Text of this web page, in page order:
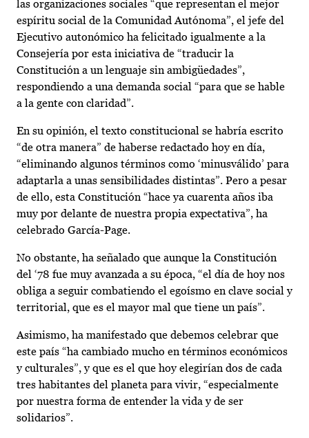
las organizaciones sociales “que representan el mejor
espíritu social de la Comunidad Autónoma”, el jefe del
Ejecutivo autonómico ha felicitado igualmente a la
Consejería por esta iniciativa de “traducir la
Constitución a un lenguaje sin ambigüedades”,
respondiendo a una demanda social “para que se hable
a la gente con claridad”.
En su opinión, el texto constitucional se habría escrito
“de otra manera” de haberse redactado hoy en día,
“eliminando algunos términos como ‘minusválido’ para
adaptarla a unas sensibilidades distintas”. Pero a pesar
de ello, esta Constitución “hace ya cuarenta años iba
muy por delante de nuestra propia expectativa”, ha
celebrado García-Page.
No obstante, ha señalado que aunque la Constitución
del ‘78 fue muy avanzada a su época, “el día de hoy nos
obliga a seguir combatiendo el egoísmo en clave social y
territorial, que es el mayor mal que tiene un país”.
Asimismo, ha manifestado que debemos celebrar que
este país “ha cambiado mucho en términos económicos
y culturales”, y que es el que hoy elegirían dos de cada
tres habitantes del planeta para vivir, “especialmente
por nuestra forma de entender la vida y de ser
solidarios”.